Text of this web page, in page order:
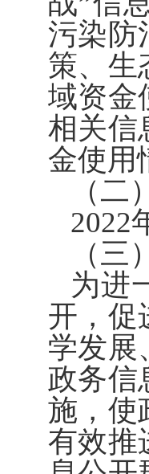
污染防
策、生
域资金
相关信
金使用
（
2022
（
为进
开，促
学发展
政务信
施，使
有效推